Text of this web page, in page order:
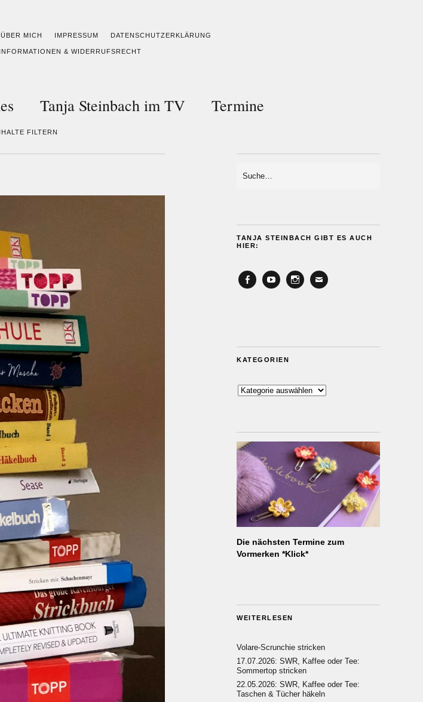
ÜBER MICH IMPRESSUM DATENSCHUTZERKLÄRUNG
& WIDERRUFSRECHT
Tanja Steinbach im TV Termine
FILTERN
TANJA STEINBACH GIBT ES AUCH
HIER:
KATEGORIEN
Kategorien
Die nächsten Termine zum
Vormerken *Klick*
WEITERLESEN
Volare-Scrunchie stricken
17.07.2026: SWR, Kaffee oder Tee:
Sommertop stricken
22.05.2026: SWR, Kaffee oder Tee:
Taschen & Tücher häkeln